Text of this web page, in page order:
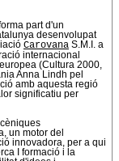
part d'un
desenvolupat
Carovana S.M.I. a
internacional
(Cultura 2000,
Anna Lindh pel
amb aquesta regió
significatiu per
un motor del
innovadora, per a qui
I formació i la